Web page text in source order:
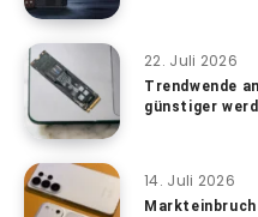
22. Juli 2026
Trendwende
günstiger
14. Juli 2026